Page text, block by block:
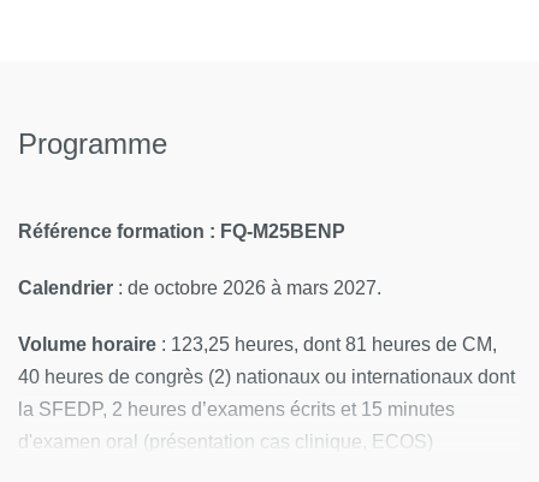
Programme
Référence formation : FQ-M25BENP
Calendrier : de octobre 2026 à mars 2027.
Volume horaire : 123,25 heures, dont 81 heures de CM,
40 heures de congrès (2) nationaux ou internationaux dont
la SFEDP, 2 heures d’examens écrits et 15 minutes
d'examen oral (présentation cas clinique, ECOS)